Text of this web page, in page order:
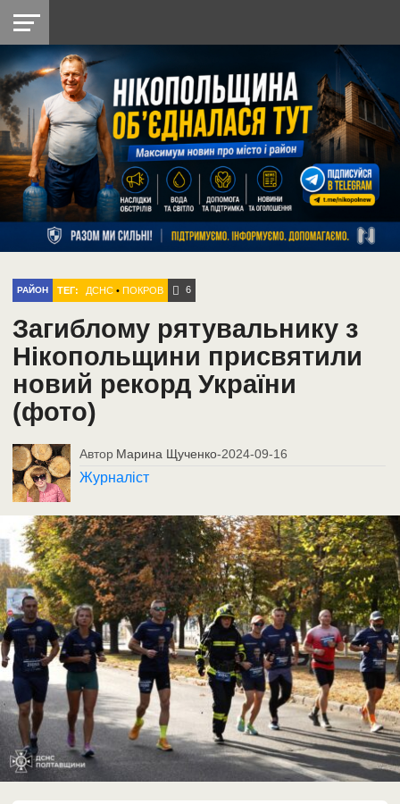
НІКОПОЛЬ
РАЙОН
СІЧЕСЛАВСЬКА
УКРАЇНА
РЕТРО
НІКОПОЛЬ
ЛАЙТ
УКРАЇНА
ДОПОМОГА
РАДІО
РАЙОН ТЕГ: ДСНС •ПОКРОВ 6
Загиблому рятувальнику з
Нікопольщини присвятили
новий рекорд України
(фото)
Автор Марина Щученко-2024-09-16
Журналіст